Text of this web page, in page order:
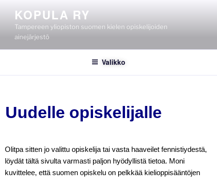
KOPULA RY
Tampereen yliopiston suomen kielen opiskelijoiden
ainejärjestö
Valikko
Uudelle opiskelijalle
Olitpa sitten jo valittu opiskelija tai vasta haaveilet fennistiydestä,
löydät tältä sivulta varmasti paljon hyödyllistä tietoa. Moni
kuvittelee, että suomen opiskelu on pelkkää kielioppisääntöjen